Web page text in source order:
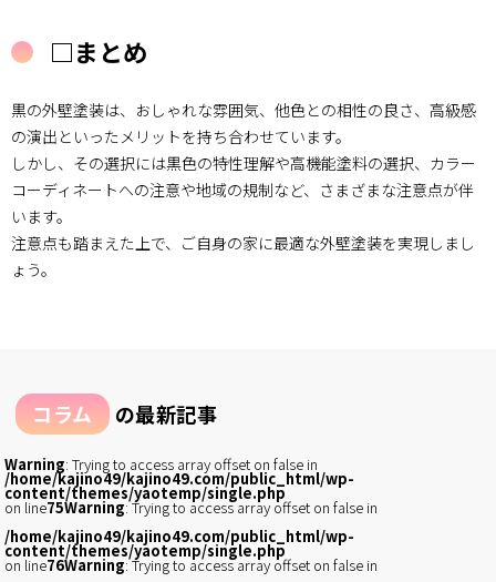
□まとめ
黒の外壁塗装は、おしゃれな雰囲気、他色との相性の良さ、高級感
の演出といったメリットを持ち合わせています。
しかし、その選択には黒色の特性理解や高機能塗料の選択、カラー
コーディネートへの注意や地域の規制など、さまざまな注意点が伴
います。
注意点も踏まえた上で、ご自身の家に最適な外壁塗装を実現しまし
ょう。
コラム の最新記事
Warning: Trying to access array offset on false in
/home/kajino49/kajino49.com/public_html/wp-
content/themes/yaotemp/single.php
on line75Warning: Trying to access array offset on false in
/home/kajino49/kajino49.com/public_html/wp-
content/themes/yaotemp/single.php
on line76Warning: Trying to access array offset on false in